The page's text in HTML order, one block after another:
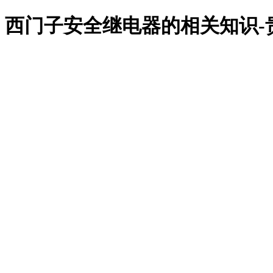
西门子安全继电器的相关知识-